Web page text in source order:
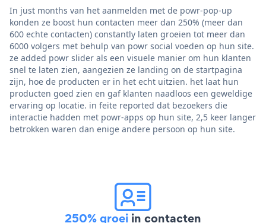
In just months van het aanmelden met de powr-pop-up
konden ze boost hun contacten meer dan 250% (meer dan
600 echte contacten) constantly laten groeien tot meer dan
6000 volgers met behulp van powr social voeden op hun site.
ze added powr slider als een visuele manier om hun klanten
snel te laten zien, aangezien ze landing on de startpagina
zijn, hoe de producten er in het echt uitzien. het laat hun
producten goed zien en gaf klanten naadloos een geweldige
ervaring op locatie. in feite reported dat bezoekers die
interactie hadden met powr-apps op hun site, 2,5 keer langer
betrokken waren dan enige andere persoon op hun site.
250% groei in contacten